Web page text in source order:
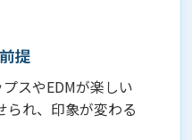
提
スやEDMが楽しい
られ、印象が変わる